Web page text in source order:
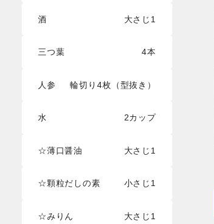
酒 大さじ1
三つ葉 4本
人参 輪切り4枚（型抜き）
水 2カップ
☆薄口醤油 大さじ1
☆顆粒だしの素 小さじ1
☆みりん 大さじ1